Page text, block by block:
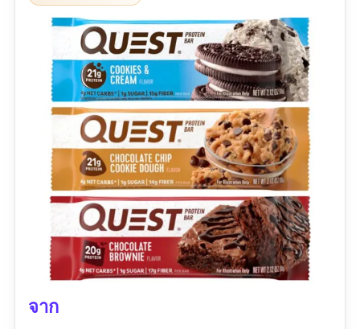
เลขที่ใบรับจดแจ้ง: 10-1-14865-5-0019
ปริมาณสุทธิ: 36 กรัม
วัน เดือน ปีที่ผลิต: ดูที่บรรจุภัณฑ์
สถานที่ผลิตและจัดจำหน่าย: บริษัท คอร์ดี้ไบโอ
เทค จำกัด
ข้อมูลผู้แพ้อาหาร:
กลูเตนจากแป้งสาลี
อัลมอนด์
ข้อแนะนำ:
รีวิวจากผู้ใช้จริง :
“ให้พลังงานในช่วงเร่งด่วนได้ดี พกพาสะดวก
รสชาติอร่อย ไม่หวานจนเกินไป”
จาก